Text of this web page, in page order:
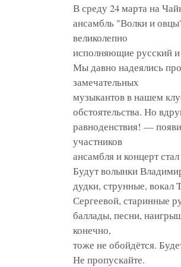
В среду 24 марта на
ансамбль "Волки и
великолепно
исполняющие русский и
Мы давно надеялись
замечательных
музыкантов в нашем
обстоятельства. Но
равноденствия! —
участников
ансамбля и концерт
Будут волынки
дудки, струнные,
Сергеевой, старинные
баллады, песни,
конечно,
тоже не обойдётся.
Не пропускайте.